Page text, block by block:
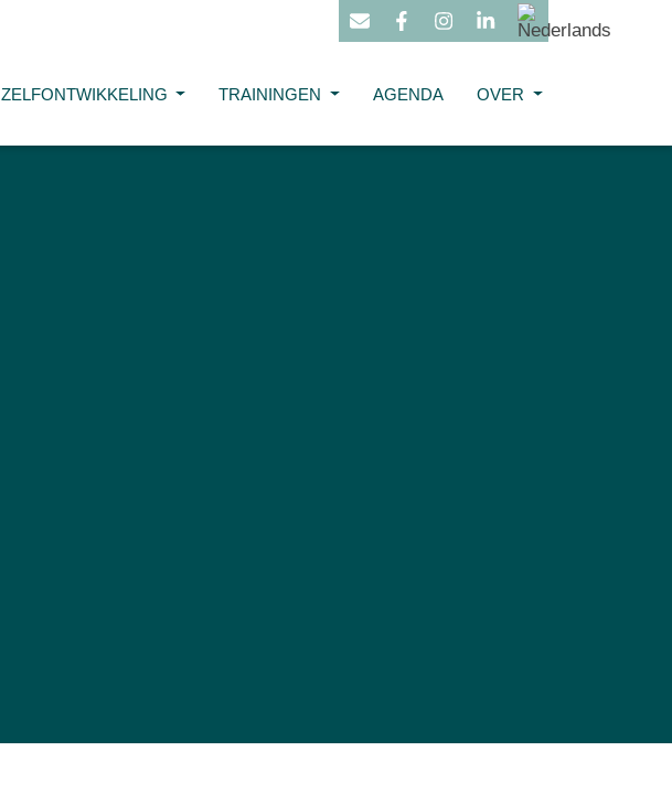
ZELFONTWIKKELING TRAININGEN AGENDA OVER